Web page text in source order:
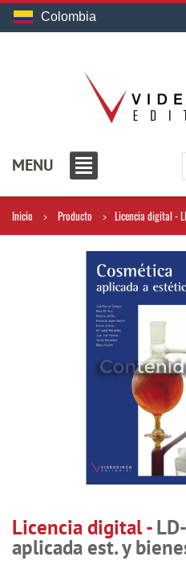
Colombia
MENU
Inicio Producto Licencia digital -
Licencia digital -
aplicada est. y